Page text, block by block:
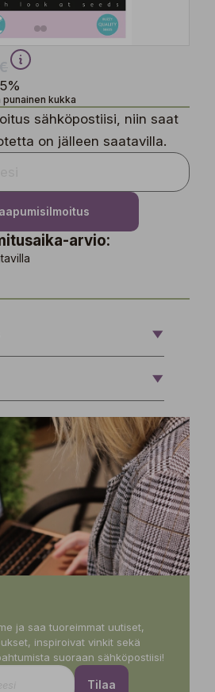
kukka
sähköpostiisi, niin saat
on jälleen saatavilla.
arvio:
ja saa tuoreimmat uutiset,
inspiroivat vinkit sekä
suoraan sähköpostiisi!
Tilaa